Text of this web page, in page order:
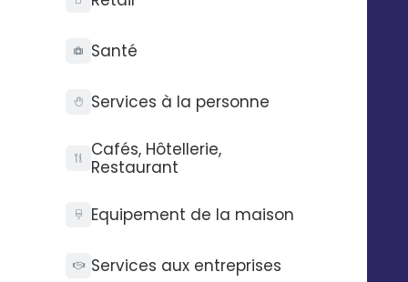
Santé
Services à la personne
Cafés, Hôtellerie,
Restaurant
Equipement de la maison
Services aux entreprises